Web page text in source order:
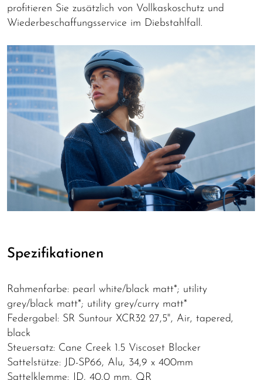
profitieren Sie zusätzlich von Vollkaskoschutz und
Wiederbeschaffungsservice im Diebstahlfall.
Spezifikationen
Rahmenfarbe: pearl white/black matt*; utility
grey/black matt*; utility grey/curry matt*
Federgabel: SR Suntour XCR32 27,5", Air, tapered,
black
Steuersatz: Cane Creek 1.5 Viscoset Blocker
Sattelstütze: JD-SP66, Alu, 34,9 x 400mm
Sattelklemme: JD, 40,0 mm, QR